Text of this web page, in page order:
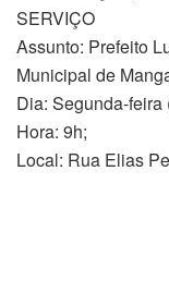
SERVIÇO
Assunto: Prefeito
Municipal de
Dia: Segunda-feira
Hora: 9h;
Local: Rua Elias